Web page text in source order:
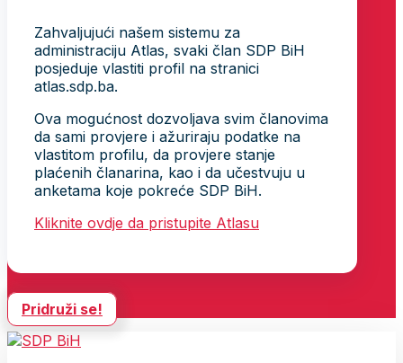
Zahvaljujući našem sistemu za
administraciju Atlas, svaki član SDP BiH
posjeduje vlastiti profil na stranici
atlas.sdp.ba.
Ova mogućnost dozvoljava svim članovima
da sami provjere i ažuriraju podatke na
vlastitom profilu, da provjere stanje
plaćenih članarina, kao i da učestvuju u
anketama koje pokreće SDP BiH.
Kliknite ovdje da pristupite Atlasu
Pridruži se!